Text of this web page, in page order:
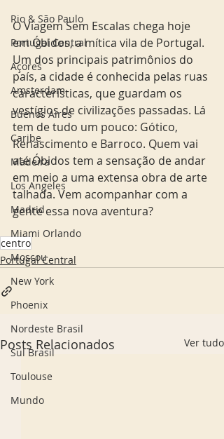
Rio & São Paulo
Portugal Central
Açores
Amsterdam
Buenos Aires
Caribe
Madeira
Los Angeles
Madrid
Miami Orlando
Moscou
New York
Phoenix
Nordeste Brasil
Sul Brasil
Toulouse
Mundo
O Viagem Sem Escalas chega hoje
em Óbidos, a mítica vila de Portugal.
Um dos principais patrimônios do
país, a cidade é conhecida pelas ruas
características, que guardam os
vestígios de civilizações passadas. Lá
tem de tudo um pouco: Gótico,
Renascimento e Barroco. Quem vai
até Óbidos tem a sensação de andar
em meio a uma extensa obra de arte
talhada. Vem acompanhar com a
gente essa nova aventura?
centro
Portugal Central
Posts Relacionados Ver tudo